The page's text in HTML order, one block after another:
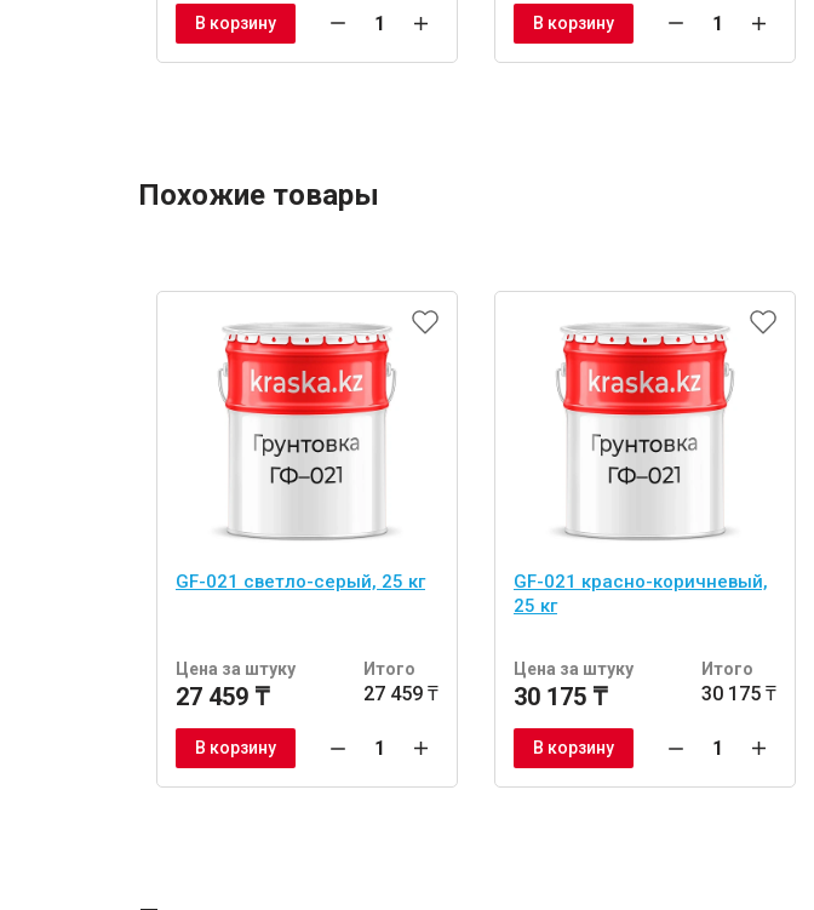
В корзину В корзину
Похожие товары
GF-021 светло-серый, 25 кг
Цена за штуку
27 459 ₸
Итого
27 459 ₸
В корзину
GF-021 красно-коричневый,
25 кг
Цена за штуку
30 175 ₸
Итого
30 175 ₸
В корзину